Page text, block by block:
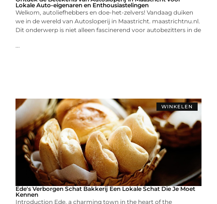
Lokale Auto-eigenaren en Enthousiastelingen
Welkom, autoliefhebbers en doe-het-zelvers! Vandaag duiken
we in de wereld van Autosloperij in Maastricht. maastrichtnu.nl.
Dit onderwerp is niet alleen fascinerend voor autobezitters in de
...
WINKELEN
Ede's Verborgen Schat Bakkerij Een Lokale Schat Die Je Moet
Kennen
Introduction Ede, a charming town in the heart of the